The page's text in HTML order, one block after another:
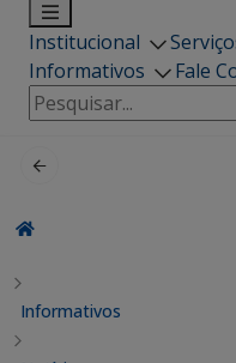
Institucional
Informativos
Fale
Pesquisar
por:
Informativos